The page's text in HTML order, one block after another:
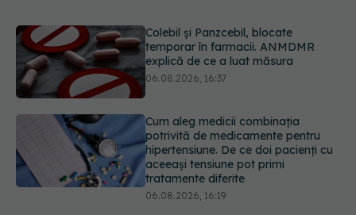
Cum aleg medicii combinația
potrivită de medicamente pentru
hipertensiune. De ce doi pacienți cu
aceeași tensiune pot primi
Ilie Bolojan, anunț despre spitale în
contextul crizei energetice
06.08.2026, 15:24